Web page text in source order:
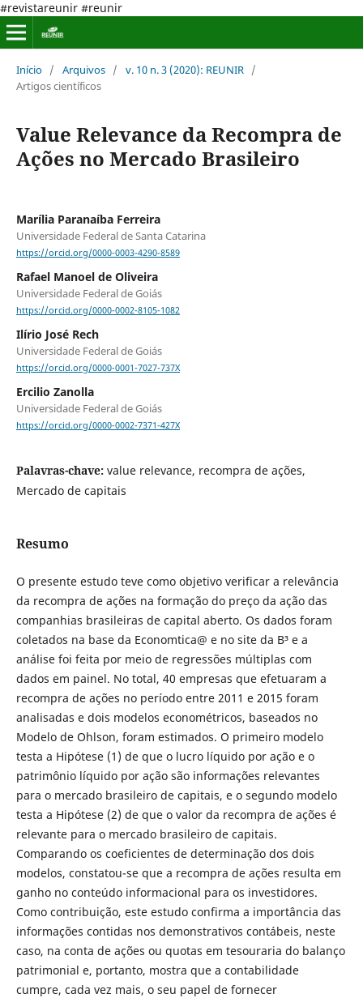
#revistareunir #reunir
Início / Arquivos / v. 10 n. 3 (2020): REUNIR /
Artigos científicos
Value Relevance da Recompra de
Ações no Mercado Brasileiro
Marília Paranaíba Ferreira
Universidade Federal de Santa Catarina
https://orcid.org/0000-0003-4290-8589
Rafael Manoel de Oliveira
Universidade Federal de Goiás
https://orcid.org/0000-0002-8105-1082
Ilírio José Rech
Universidade Federal de Goiás
https://orcid.org/0000-0001-7027-737X
Ercilio Zanolla
Universidade Federal de Goiás
https://orcid.org/0000-0002-7371-427X
Palavras-chave: value relevance, recompra de ações,
Mercado de capitais
Resumo
O presente estudo teve como objetivo verificar a relevância
da recompra de ações na formação do preço da ação das
companhias brasileiras de capital aberto. Os dados foram
coletados na base da Economtica@ e no site da B³ e a
análise foi feita por meio de regressões múltiplas com
dados em painel. No total, 40 empresas que efetuaram a
recompra de ações no período entre 2011 e 2015 foram
analisadas e dois modelos econométricos, baseados no
Modelo de Ohlson, foram estimados. O primeiro modelo
testa a Hipótese (1) de que o lucro líquido por ação e o
patrimônio líquido por ação são informações relevantes
para o mercado brasileiro de capitais, e o segundo modelo
testa a Hipótese (2) de que o valor da recompra de ações é
relevante para o mercado brasileiro de capitais.
Comparando os coeficientes de determinação dos dois
modelos, constatou-se que a recompra de ações resulta em
ganho no conteúdo informacional para os investidores.
Como contribuição, este estudo confirma a importância das
informações contidas nos demonstrativos contábeis, neste
caso, na conta de ações ou quotas em tesouraria do balanço
patrimonial e, portanto, mostra que a contabilidade
cumpre, cada vez mais, o seu papel de fornecer